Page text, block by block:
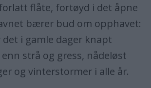
flåte, fortøyd i det åpne
bærer bud om opphavet:
i gamle dager knapt
strå og gress, nådeløst
og vinterstormer i alle år.